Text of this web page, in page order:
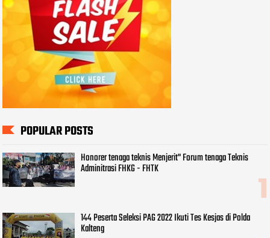
POPULAR POSTS
Honorer tenaga teknis Menjerit" Forum tenaga Teknis
Adminitrasi FHKG - FHTK
144 Peserta Seleksi PAG 2022 Ikuti Tes Kesjas di Polda
Kalteng